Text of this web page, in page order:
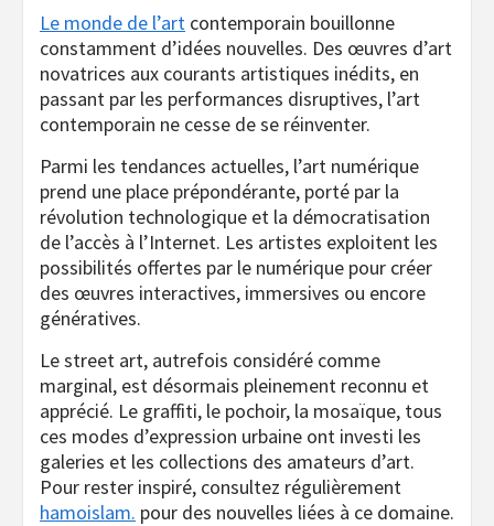
Le monde de l’art contemporain bouillonne
constamment d’idées nouvelles. Des œuvres d’art
novatrices aux courants artistiques inédits, en
passant par les performances disruptives, l’art
contemporain ne cesse de se réinventer.
Parmi les tendances actuelles, l’art numérique
prend une place prépondérante, porté par la
révolution technologique et la démocratisation
de l’accès à l’Internet. Les artistes exploitent les
possibilités offertes par le numérique pour créer
des œuvres interactives, immersives ou encore
génératives.
Le street art, autrefois considéré comme
marginal, est désormais pleinement reconnu et
apprécié. Le graffiti, le pochoir, la mosaïque, tous
ces modes d’expression urbaine ont investi les
galeries et les collections des amateurs d’art.
Pour rester inspiré, consultez régulièrement
hamoislam. pour des nouvelles liées à ce domaine.